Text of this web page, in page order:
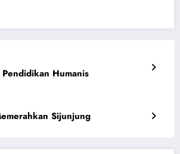
Humanis
Sijunjung